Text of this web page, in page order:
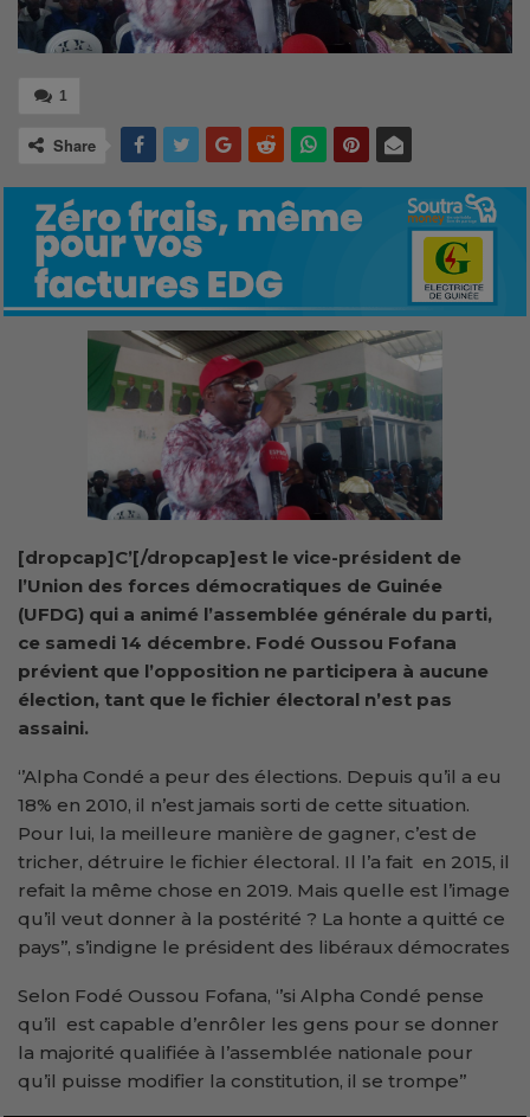
1
Share
[dropcap]C’[/dropcap]est le vice-président de
l’Union des forces démocratiques de Guinée
(UFDG) qui a animé l’assemblée générale du parti,
ce samedi 14 décembre. Fodé Oussou Fofana
prévient que l’opposition ne participera à aucune
élection, tant que le fichier électoral n’est pas
assaini.
‘’Alpha Condé a peur des élections. Depuis qu’il a eu
18% en 2010, il n’est jamais sorti de cette situation.
Pour lui, la meilleure manière de gagner, c’est de
tricher, détruire le fichier électoral. Il l’a fait en 2015, il
refait la même chose en 2019. Mais quelle est l’image
qu’il veut donner à la postérité ? La honte a quitté ce
pays’’, s’indigne le président des libéraux démocrates
Selon Fodé Oussou Fofana, ‘’si Alpha Condé pense
qu’il est capable d’enrôler les gens pour se donner
la majorité qualifiée à l’assemblée nationale pour
qu’il puisse modifier la constitution, il se trompe’’